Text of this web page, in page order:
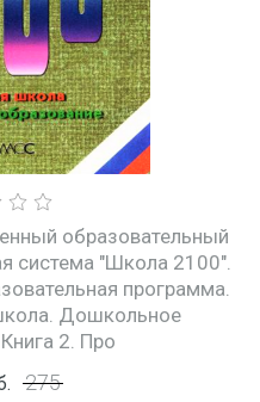
образовательный
система "Школа 2100".
программа.
Дошкольное
2. Про
275